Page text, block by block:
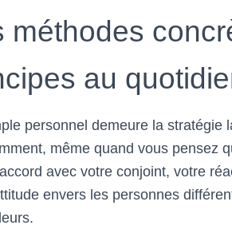
méthodes
au
personnel demeure la
même quand vous pensez
avec votre conjoint, votre
envers les personnes